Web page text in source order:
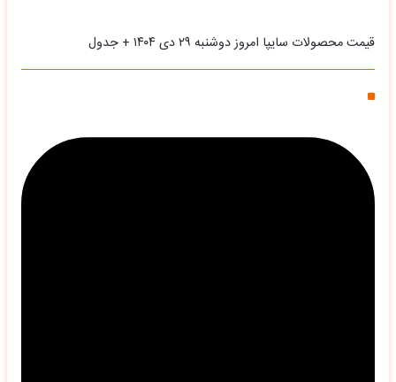
قیمت محصولات سایپا امروز دوشنبه ۲۹ دی ۱۴۰۴ + جدول